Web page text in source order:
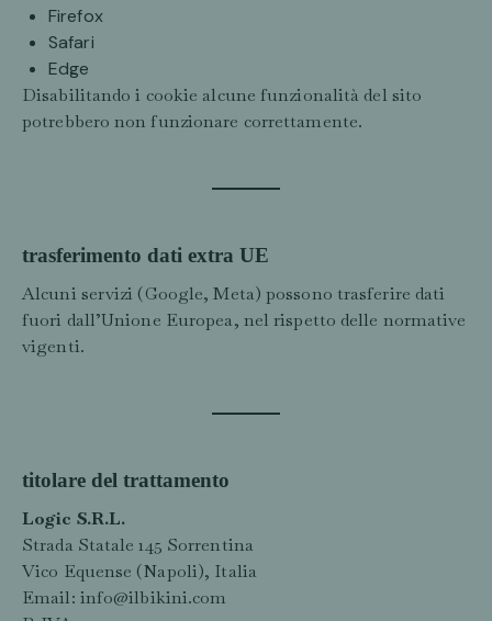
Firefox
Safari
Edge
Disabilitando i cookie alcune funzionalità del sito
potrebbero non funzionare correttamente.
trasferimento dati extra UE
Alcuni servizi (Google, Meta) possono trasferire dati
fuori dall’Unione Europea, nel rispetto delle normative
vigenti.
titolare del trattamento
Logic S.R.L.
Strada Statale 145 Sorrentina
Vico Equense (Napoli), Italia
Email: info@ilbikini.com